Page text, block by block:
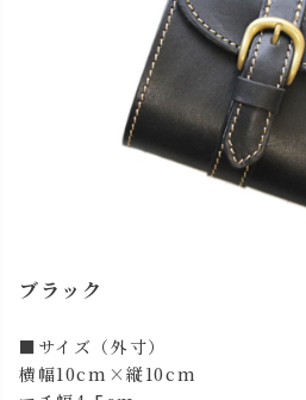
ブラック
■サイズ（外寸）
横幅10cm×縦10cm